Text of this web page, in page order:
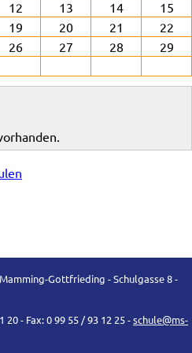
12 13 14
15
19 20 21
22
26 27 28
29
Gottfrieding - Schulgasse 8 -
20 - Fax: 0 99 55 / 93 12 25 -schule@ms-